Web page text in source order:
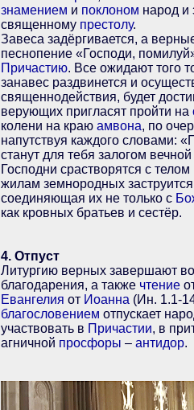
знамением и поклоном народ и
священному престолу.
Завеса задёргивается, а
песнопение «Господи,
Причастию. Все ожидают того
занавес раздвинется и
священнодействия, будет
верующих пригласят пройти на
колени на краю амвона, по
напутствуя каждого словами:
станут для тебя залогом
Господни срастворятся с
жилам земнородных
соединяющая их не только с
как кровных братьев и сестёр.
4. Отпуст
Литургию верных завершают
благодарения, а также чтение
Евангелия от Иоанна (Ин. 1.1-
благословением отпускает
участвовать в Причастии, в
агничной просфоры – антидор.